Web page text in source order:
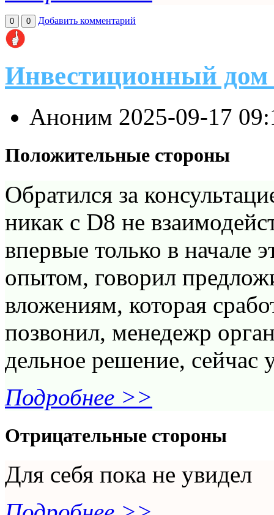
0 0 Добавить комментарий
Инвестиционный дом
Аноним 2025-09-17
Положительные стороны
Обратился за
никак с D8 не
впервые только в начале
опытом, говорил
вложениям, которая
позвонил, менедежр
дельное решение, сейчас
Подробнее >>
Отрицательные стороны
Для себя пока не увидел